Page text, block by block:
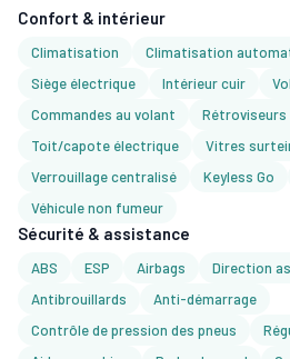
Confort & intérieur
Climatisation Climatisation
Siège électrique
Intérieur cuir
Commandes au volant
Toit/capote électrique
Vitres
Verrouillage centralisé
Keyless Go
Véhicule non fumeur
Sécurité & assistance
ABS ESP Airbags Direction
Antibrouillards
Anti-démarrage
Contrôle de pression des pneus